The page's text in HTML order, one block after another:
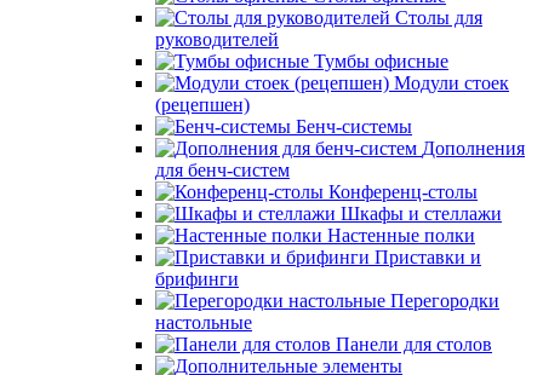
Столы для
руководителей
Тумбы офисные
Модули стоек
(рецепшен)
Бенч-системы
Дополнения
для бенч-систем
Конференц-столы
Шкафы и стеллажи
Настенные полки
Приставки и
брифинги
Перегородки
настольные
Панели для столов